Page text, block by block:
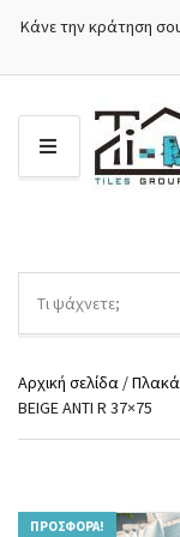
Κάνε την κράτηση
Μ
Ε
ν
μ
α
κ
α
ή
τ
Αρχική σελίδα /
BEIGE ANTI R 37×75
ΠΡΟΣΦΟΡΆ!